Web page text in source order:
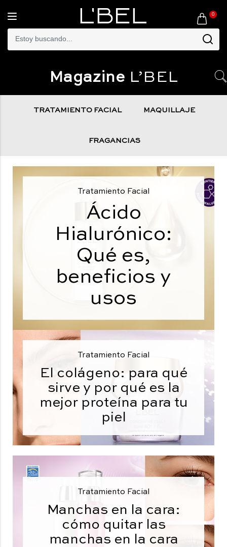
0
Magazine L’BEL
TRATAMIENTO FACIAL MAQUILLAJE
FRAGANCIAS
Tratamiento Facial
Ácido
Hialurónico:
Qué es,
beneficios y
usos
Tratamiento Facial
El colágeno: para qué
sirve y por qué es la
mejor proteína para tu
piel
Tratamiento Facial
Manchas en la cara:
cómo quitar las
manchas en la cara